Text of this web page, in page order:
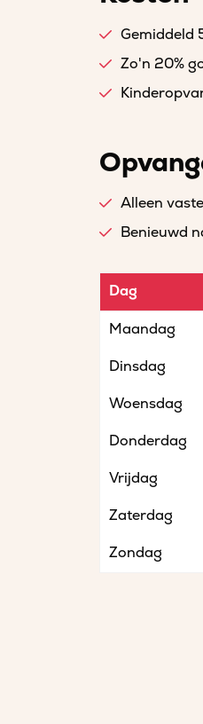
Gemiddeld
Zo'n 20%
Alleen
Benieuwd
Dag
Maandag
Dinsdag
Woensdag
Donderdag
Vrijdag
Zaterdag
Zondag